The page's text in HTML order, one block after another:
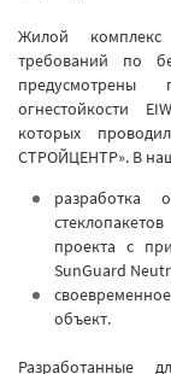
Жилой комплекс
требований по
огнестойкости
которых
СТРОЙЦЕНТР». В
разработка
проекта с
SunGuard
объект.
Разработанные